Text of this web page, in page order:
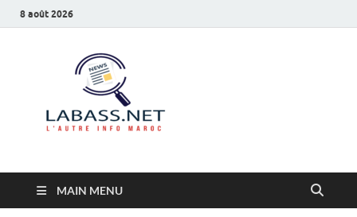
8 août 2026
MAIN MENU